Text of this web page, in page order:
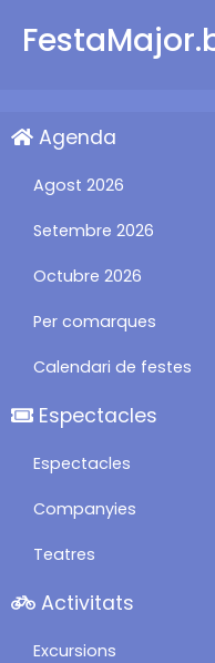
Agenda
Agost 2026
Setembre 2026
Octubre 2026
Per comarques
Calendari de festes
Espectacles
Espectacles
Companyies
Teatres
Activitats
Excursions